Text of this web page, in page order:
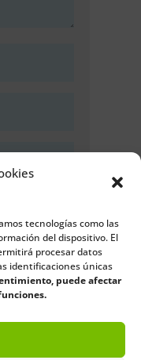
tecnologías como las
del dispositivo. El
procesar datos
identificaciones únicas
puede afectar